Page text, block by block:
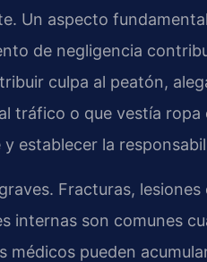
Un aspecto
de negligencia
culpa al peatón,
tráfico o que vestía ropa
establecer la
Fracturas, lesiones
internas son comunes
pueden